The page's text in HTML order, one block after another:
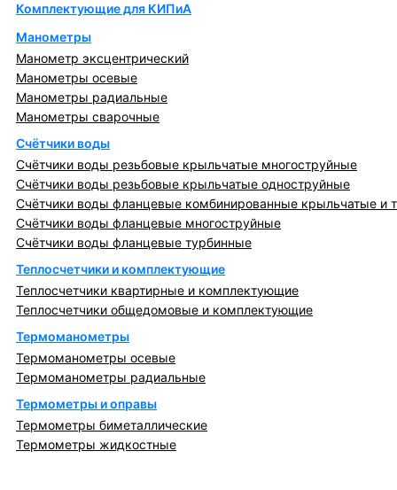
Комплектующие для КИПиА
Манометры
Манометр эксцентрический
Манометры осевые
Манометры радиальные
Манометры сварочные
Счётчики воды
Счётчики воды резьбовые крыльчатые многоструйные
Счётчики воды резьбовые крыльчатые одноструйные
Счётчики воды фланцевые комбинированные крыльчатые и
Счётчики воды фланцевые многоструйные
Счётчики воды фланцевые турбинные
Теплосчетчики и комплектующие
Теплосчетчики квартирные и комплектующие
Теплосчетчики общедомовые и комплектующие
Термоманометры
Термоманометры осевые
Термоманометры радиальные
Термометры и оправы
Термометры биметаллические
Термометры жидкостные